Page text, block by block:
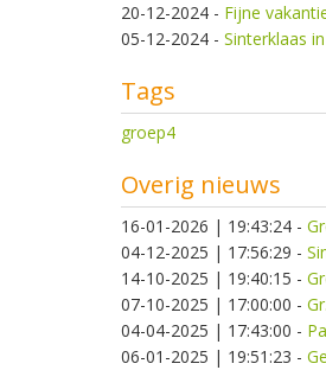
20-12-2024 - Fijne
05-12-2024 - Sinterklaas
Tags
groep4
Overig nieuws
16-01-2026 | 19:43:24 -
04-12-2025 | 17:56:29 -
14-10-2025 | 19:40:15 -
07-10-2025 | 17:00:00 -
04-04-2025 | 17:43:00 -
06-01-2025 | 19:51:23 -